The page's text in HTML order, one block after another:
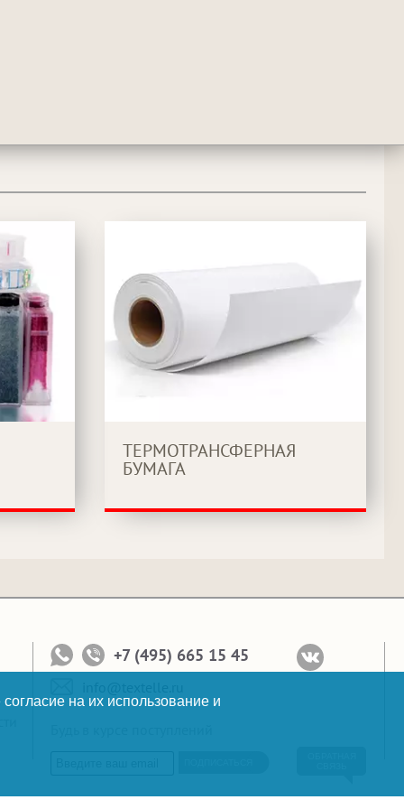
ТЕРМОТРАНСФЕРНАЯ
БУМАГА
+7 (495) 665 15 45
на их использование и